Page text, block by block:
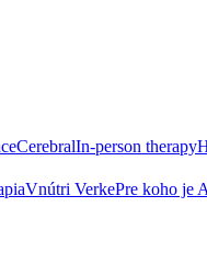
CerebralIn-person therapy
Vnútri VerkePre koho je